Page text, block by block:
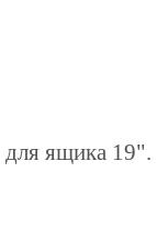
для ящика 19".